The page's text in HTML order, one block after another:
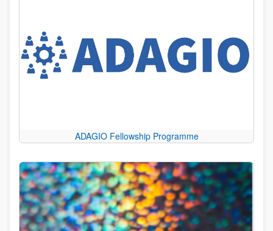
ADAGIO Fellowship Programme